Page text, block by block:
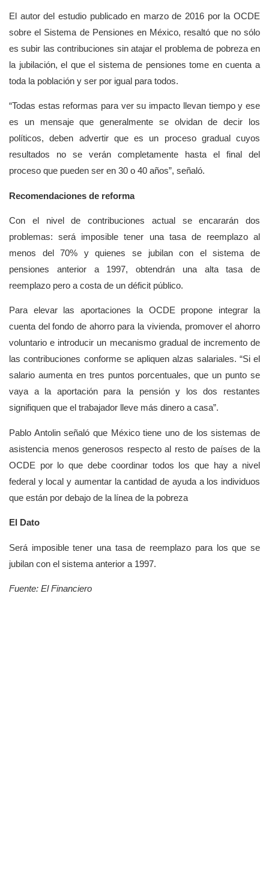
El autor del estudio publicado en marzo de 2016 por la OCDE
sobre el Sistema de Pensiones en México, resaltó que no sólo
es subir las contribuciones sin atajar el problema de pobreza en
la jubilación, el que el sistema de pensiones tome en cuenta a
toda la población y ser por igual para todos.
“Todas estas reformas para ver su impacto llevan tiempo y ese
es un mensaje que generalmente se olvidan de decir los
políticos, deben advertir que es un proceso gradual cuyos
resultados no se verán completamente hasta el final del
proceso que pueden ser en 30 o 40 años”, señaló.
Recomendaciones de reforma
Con el nivel de contribuciones actual se encararán dos
problemas: será imposible tener una tasa de reemplazo al
menos del 70% y quienes se jubilan con el sistema de
pensiones anterior a 1997, obtendrán una alta tasa de
reemplazo pero a costa de un déficit público.
Para elevar las aportaciones la OCDE propone integrar la
cuenta del fondo de ahorro para la vivienda, promover el ahorro
voluntario e introducir un mecanismo gradual de incremento de
las contribuciones conforme se apliquen alzas salariales. “Si el
salario aumenta en tres puntos porcentuales, que un punto se
vaya a la aportación para la pensión y los dos restantes
signifiquen que el trabajador lleve más dinero a casa”.
Pablo Antolin señaló que México tiene uno de los sistemas de
asistencia menos generosos respecto al resto de países de la
OCDE por lo que debe coordinar todos los que hay a nivel
federal y local y aumentar la cantidad de ayuda a los individuos
que están por debajo de la línea de la pobreza
El Dato
Será imposible tener una tasa de reemplazo para los que se
jubilan con el sistema anterior a 1997.
Fuente: El Financiero